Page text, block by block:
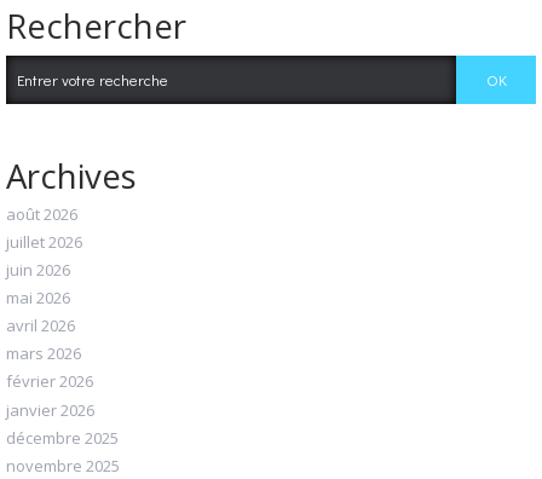
Rechercher
Archives
août 2026
juillet 2026
juin 2026
mai 2026
avril 2026
mars 2026
février 2026
janvier 2026
décembre 2025
novembre 2025